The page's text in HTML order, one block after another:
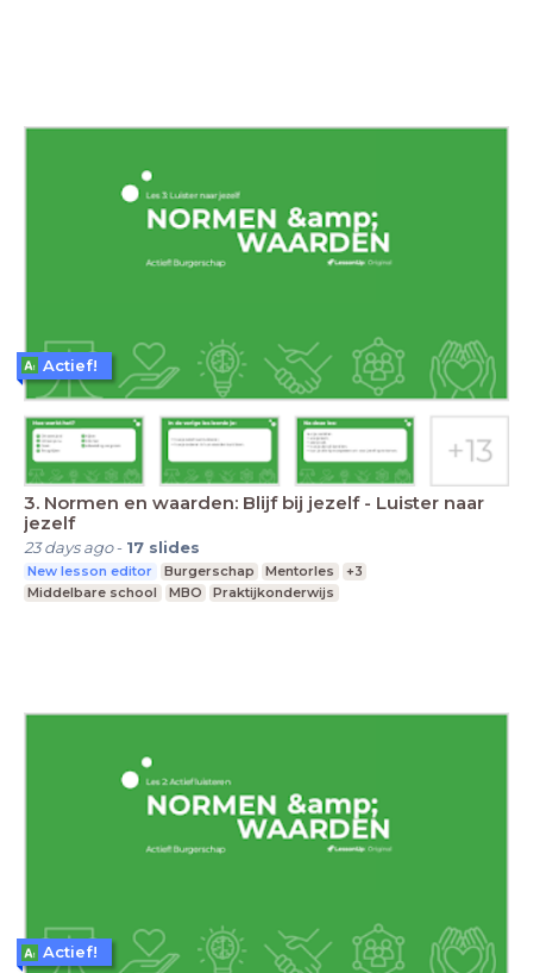
3. Normen en waarden: Blijf bij jezelf - Luister naar
jezelf
23 days ago- 17 slides
New lesson editor Burgerschap Mentorles
+3
Middelbare school
MBO Praktijkonderwijs
Actief!
Actief!